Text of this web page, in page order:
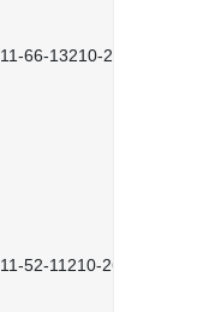
11-66-13210-2602
11-52-11210-2604